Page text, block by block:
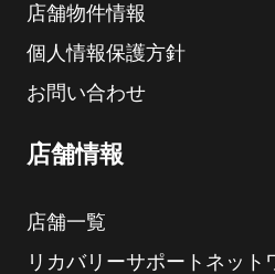
店舗物件情報
個人情報保護方針
お問い合わせ
店舗情報
店舗一覧
リカバリーサポートネット